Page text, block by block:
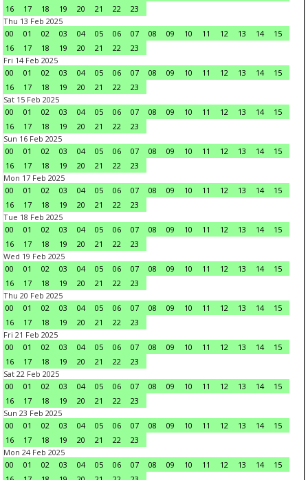
16
17 18 19 20 21 22
23
Thu 13 Feb 2025
00
01 02 03 04 05 06 07 08 09 10 11 12 13 14
15
16
17 18 19 20 21 22
23
Fri 14 Feb 2025
00
01 02 03 04 05 06 07 08 09 10 11 12 13 14
15
16
17 18 19 20 21 22
23
Sat 15 Feb 2025
00
01 02 03 04 05 06 07 08 09 10 11 12 13 14
15
16
17 18 19 20 21 22
23
Sun 16 Feb 2025
00
01 02 03 04 05 06 07 08 09 10 11 12 13 14
15
16
17 18 19 20 21 22
23
Mon 17 Feb 2025
00
01 02 03 04 05 06 07 08 09 10 11 12 13 14
15
16
17 18 19 20 21 22
23
Tue 18 Feb 2025
00
01 02 03 04 05 06 07 08 09 10 11 12 13 14
15
16
17 18 19 20 21 22
23
Wed 19 Feb 2025
00
01 02 03 04 05 06 07 08 09 10 11 12 13 14
15
16
17 18 19 20 21 22
23
Thu 20 Feb 2025
00
01 02 03 04 05 06 07 08 09 10 11 12 13 14
15
16
17 18 19 20 21 22
23
Fri 21 Feb 2025
00
01 02 03 04 05 06 07 08 09 10 11 12 13 14
15
16
17 18 19 20 21 22
23
Sat 22 Feb 2025
00
01 02 03 04 05 06 07 08 09 10 11 12 13 14
15
16
17 18 19 20 21 22
23
Sun 23 Feb 2025
00
01 02 03 04 05 06 07 08 09 10 11 12 13 14
15
16
17 18 19 20 21 22
23
Mon 24 Feb 2025
00
01 02 03 04 05 06 07 08 09 10 11 12 13 14
15